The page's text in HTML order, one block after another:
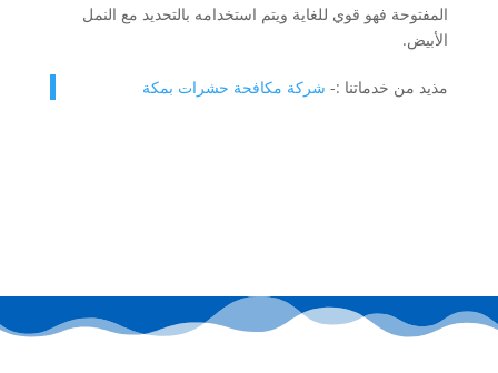
المفتوحة فهو قوي للغاية ويتم استخدامه بالتحديد مع النمل
الأبيض.
مذيد من خدماتنا :- شركة مكافحة حشرات بمكة